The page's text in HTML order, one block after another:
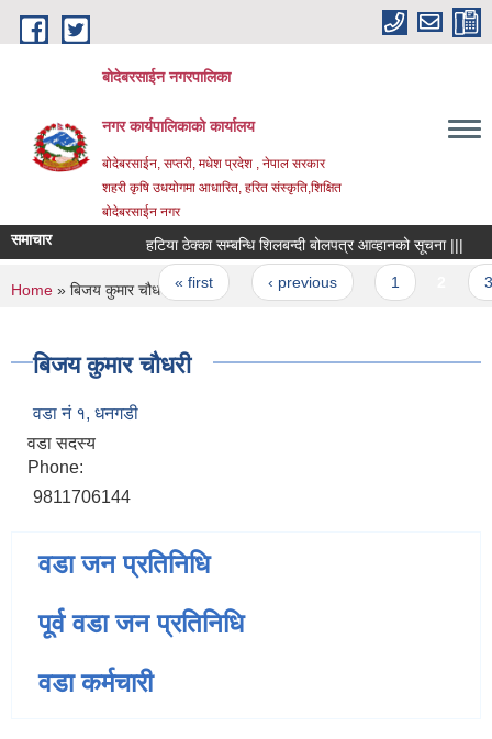
Skip to main content
बोदेबरसाईन नगरपालिका
नगर कार्यपालिकाको कार्यालय
बोदेबरसाईन, सप्तरी, मधेश प्रदेश , नेपाल सरकार
शहरी कृषि उधयोगमा आधारित, हरित संस्कृति,शिक्षित
बोदेबरसाईन नगर
समाचार हटिया ठेक्का सम्बन्धि शिलबन्दी बोलपत्र आव्हानको सूचना |||
Pages
« first ‹ previous
You are here
Home » बिजय कुमार चौधरी
बिजय कुमार चौधरी
वडा नं‌ १, धनगडी
वडा सदस्य
Phone:
9811706144
वडा जन प्रतिनिधि
पूर्व वडा जन प्रतिनिधि
वडा कर्मचारी